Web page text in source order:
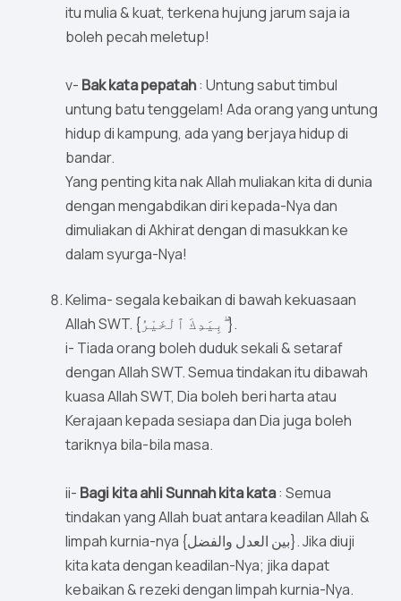
itu mulia & kuat, terkena hujung jarum saja ia
boleh pecah meletup!
v- Bak kata pepatah: Untung sabut timbul
untung batu tenggelam! Ada orang yang untung
hidup di kampung, ada yang berjaya hidup di
bandar.
Yang penting kita nak Allah muliakan kita di dunia
dengan mengabdikan diri kepada-Nya dan
dimuliakan di Akhirat dengan di masukkan ke
dalam syurga-Nya!
Kelima- segala kebaikan di bawah kekuasaan
Allah SWT. {بِيَدِكَ ٱلْخَيْرُ ۖ}.
i- Tiada orang boleh duduk sekali & setaraf
dengan Allah SWT. Semua tindakan itu dibawah
kuasa Allah SWT, Dia boleh beri harta atau
Kerajaan kepada sesiapa dan Dia juga boleh
tariknya bila-bila masa.
ii- Bagi kita ahli Sunnah kita kata: Semua
tindakan yang Allah buat antara keadilan Allah &
limpah kurnia-nya {بين العدل والفضل}. Jika diuji
kita kata dengan keadilan-Nya; jika dapat
kebaikan & rezeki dengan limpah kurnia-Nya.